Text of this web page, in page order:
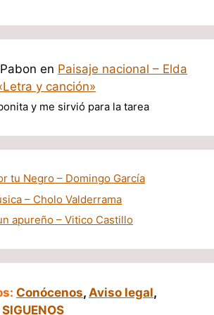
en Paisaje nacional – Elda
y canción»
y me sirvió para la tarea
tu Negro – Domingo García
– Cholo Valderrama
apureño – Vitico Castillo
Conócenos, Aviso legal,
SIGUENOS